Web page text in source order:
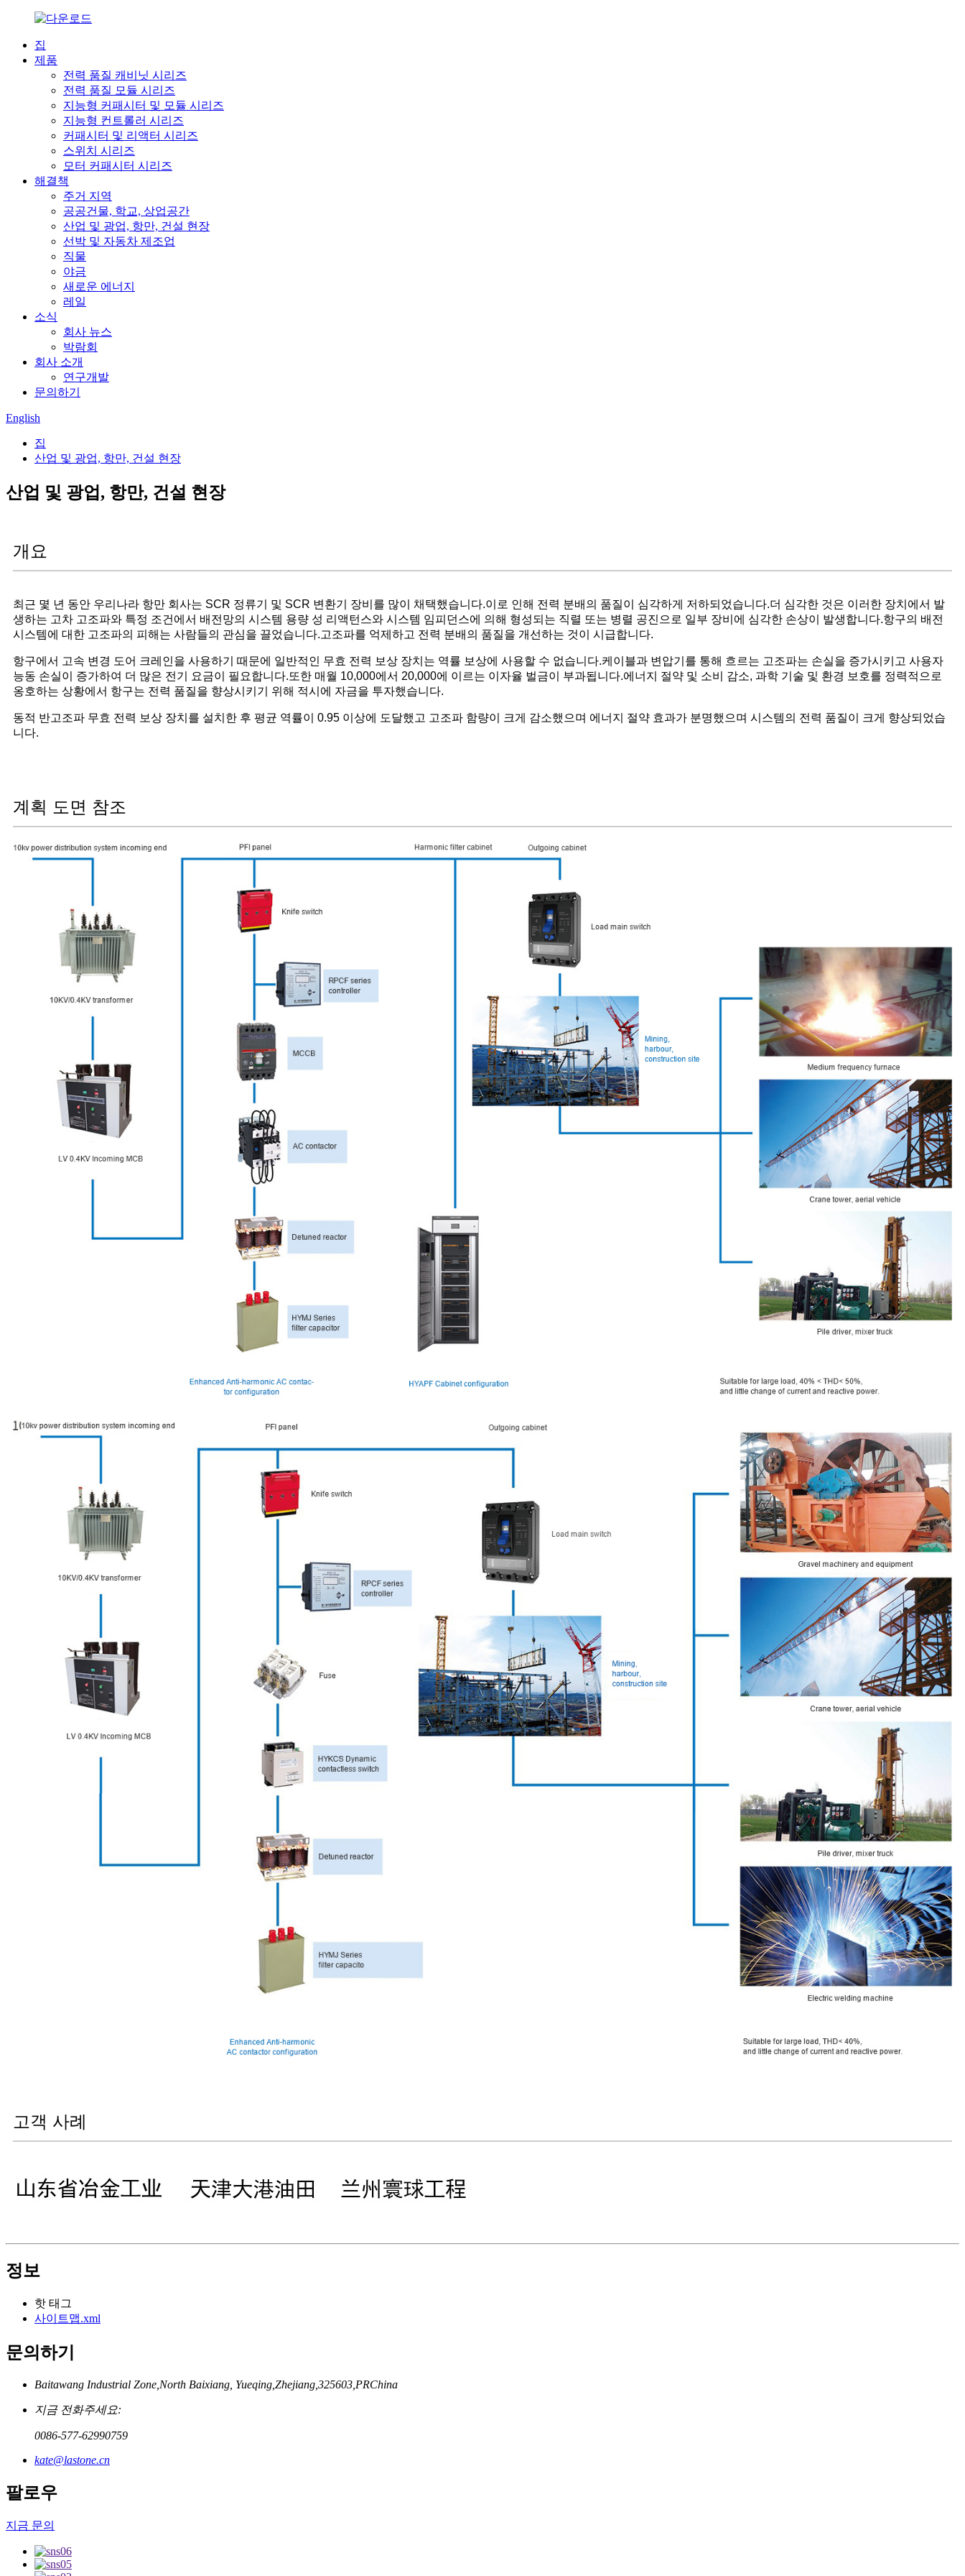
집
제품
전력 품질 캐비닛 시리즈
전력 품질 모듈 시리즈
지능형 커패시터 및 모듈 시리즈
지능형 컨트롤러 시리즈
커패시터 및 리액터 시리즈
스위치 시리즈
모터 커패시터 시리즈
해결책
주거 지역
공공건물, 학교, 상업공간
산업 및 광업, 항만, 건설 현장
선박 및 자동차 제조업
직물
야금
새로운 에너지
레일
소식
회사 뉴스
박람회
회사 소개
연구개발
문의하기
English
집
산업 및 광업, 항만, 건설 현장
산업 및 광업, 항만, 건설 현장
개요
최근 몇 년 동안 우리나라 항만 회사는 SCR 정류기 및 SCR 변환기 장비를 많이 채택했습니다.이로 인해 전력 분배의 품질이 심각하게 저하되었습니다.더 심각한 것은 이러한 장치에서 발
생하는 고차 고조파와 특정 조건에서 배전망의 시스템 용량 성 리액턴스와 시스템 임피던스에 의해 형성되는 직렬 또는 병렬 공진으로 일부 장비에 심각한 손상이 발생합니다.항구의 배전
시스템에 대한 고조파의 피해는 사람들의 관심을 끌었습니다.고조파를 억제하고 전력 분배의 품질을 개선하는 것이 시급합니다.
항구에서 고속 변경 도어 크레인을 사용하기 때문에 일반적인 무효 전력 보상 장치는 역률 보상에 사용할 수 없습니다.케이블과 변압기를 통해 흐르는 고조파는 손실을 증가시키고 사용자
능동 손실이 증가하여 더 많은 전기 요금이 필요합니다.또한 매월 10,000에서 20,000에 이르는 이자율 벌금이 부과됩니다.에너지 절약 및 소비 감소, 과학 기술 및 환경 보호를 정력적으로
옹호하는 상황에서 항구는 전력 품질을 향상시키기 위해 적시에 자금을 투자했습니다.
동적 반고조파 무효 전력 보상 장치를 설치한 후 평균 역률이 0.95 이상에 도달했고 고조파 함량이 크게 감소했으며 에너지 절약 효과가 분명했으며 시스템의 전력 품질이 크게 향상되었습
니다.
계획 도면 참조
고객 사례
정보
핫 태그
사이트맵.xml
문의하기
Baitawang Industrial Zone,North Baixiang, Yueqing,Zhejiang,325603,PRChina
지금 전화주세요:
0086-577-62990759
kate@lastone.cn
팔로우
지금 문의